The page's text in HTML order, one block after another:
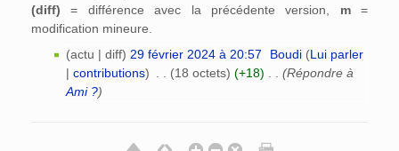
(diff) = différence avec la précédente version, m=
modification mineure.
(actu | diff) 29 février 2024 à 20:57 Boudi (Lui parler
| contributions) (18 octets) (+18)
(Répondre à
Ami ?)